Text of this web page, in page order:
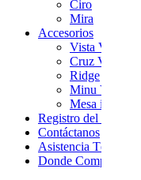
Ciro
Mira
Accesorios
Vista V3
Cruz V2
Ridge
Minu V2
Mesa i-Size
Registro del Producto
Contáctanos
Asistencia Técnica
Donde Comprar